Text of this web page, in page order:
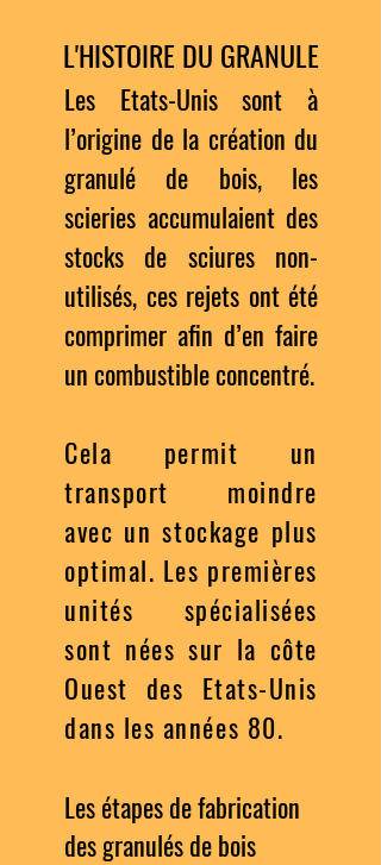
L'HISTOIRE DU GRANULE
Les Etats-Unis sont à
l’origine de la création du
granulé de bois, les
scieries accumulaient des
stocks de sciures non-
utilisés, ces rejets ont été
comprimer afin d’en faire
un combustible concentré.
Cela permit un
transport moindre
avec un stockage plus
optimal. Les premières
unités spécialisées
sont nées sur la côte
Ouest des Etats-Unis
dans les années 80.
Les étapes de fabrication
des granulés de bois